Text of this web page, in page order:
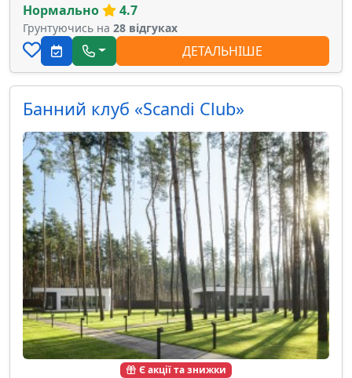
Нормально 4.7
Грунтуючись на 28 відгуках
ДЕТАЛЬНІШЕ
Є акції та знижки
Банний клуб «Scandi Club»